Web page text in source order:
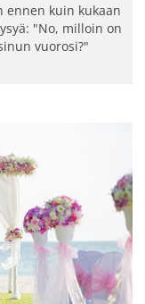
ennen kuin kukaan
"No, milloin on
vuorosi?"